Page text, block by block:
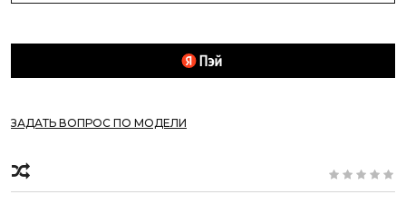
ЗАДАТЬ ВОПРОС ПО МОДЕЛИ